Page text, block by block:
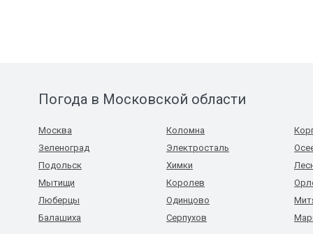
Погода в Московской области
Москва
Зеленоград
Подольск
Мытищи
Люберцы
Балашиха
Коломна
Электросталь
Химки
Королев
Одинцово
Серпухов